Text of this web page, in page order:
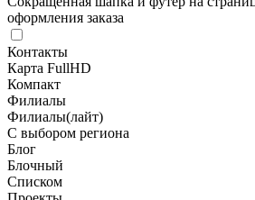
оформления заказа
Контакты
Карта FullHD
Компакт
Филиалы
Филиалы(лайт)
С выбором региона
Блог
Блочный
Списком